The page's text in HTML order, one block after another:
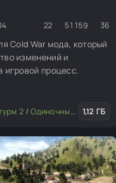
22 51 159 36
Cold War мода, который
изменений и
игровой процесс.
2 /Одиночные миссии /
1,12 ГБ